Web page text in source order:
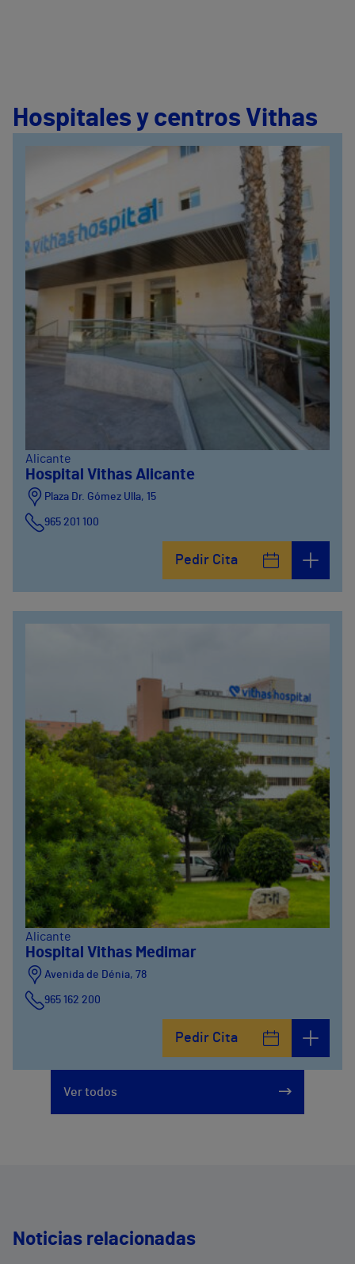
Hospitales y centros Vithas
Alicante
Hospital Vithas Alicante
Plaza Dr. Gómez Ulla, 15
965 201 100
Pedir Cita
Alicante
Hospital Vithas Medimar
Avenida de Dénia, 78
965 162 200
Pedir Cita
Ver todos
Noticias relacionadas